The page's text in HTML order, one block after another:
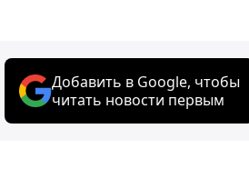
Добавить в Google, чтобы
читать новости первым